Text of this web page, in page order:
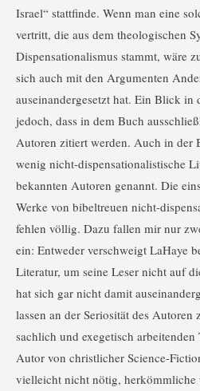
Israel“ stattfinde. Wenn man eine
vertritt, die aus dem theologischen
Dispensationalismus stammt, wäre
sich auch mit den Argumenten
auseinandergesetzt hat. Ein Blick in
jedoch, dass in dem Buch
Autoren zitiert werden. Auch in der
wenig nicht-dispensationalistische
bekannten Autoren genannt. Die
Werke von bibeltreuen nicht-
fehlen völlig. Dazu fallen mir nur
ein: Entweder verschweigt LaHaye
Literatur, um seine Leser nicht auf
hat sich gar nicht damit
lassen an der Seriosität des Autoren
sachlich und exegetisch
Autor von christlicher Science-
vielleicht nicht nötig, herkömmliche